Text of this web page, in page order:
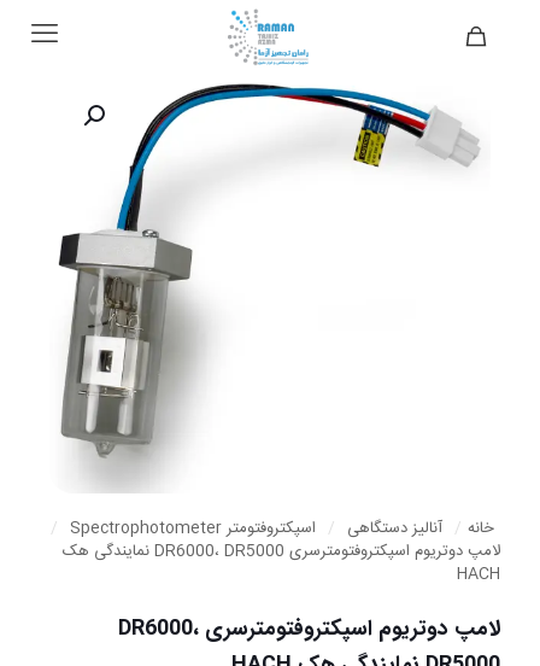
خانه / آنالیز دستگاهی / اسپکتروفتومتر Spectrophotometer
/
لامپ دوتریوم اسپکتروفتومترسری DR6000، DR5000 نمایندگی هک
HACH
لامپ دوتریوم اسپکتروفتومترسری DR6000،